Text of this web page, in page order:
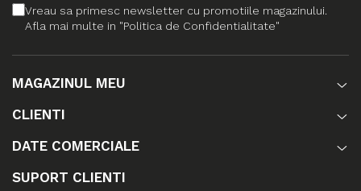
Vreau sa primesc newsletter cu promotiile magazinului.
Afla mai multe in "Politica de Confidentialitate"
MAGAZINUL MEU
CLIENTI
DATE COMERCIALE
SUPORT CLIENTI